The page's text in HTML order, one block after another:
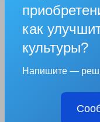
как
культуры?
Напишите —